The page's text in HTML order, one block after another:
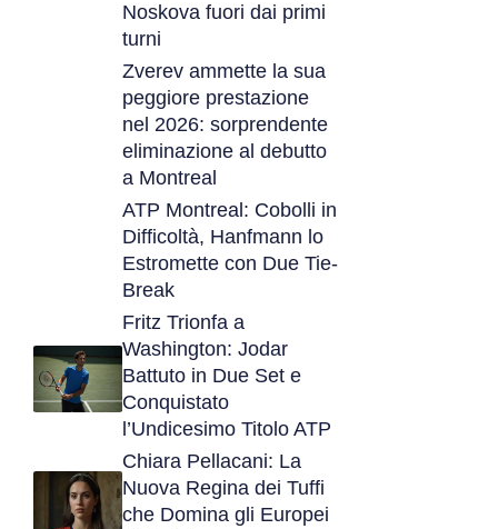
Noskova fuori dai primi
turni
Zverev ammette la sua
peggiore prestazione
nel 2026: sorprendente
eliminazione al debutto
a Montreal
ATP Montreal: Cobolli in
Difficoltà, Hanfmann lo
Estromette con Due Tie-
Break
Fritz Trionfa a
Washington: Jodar
Battuto in Due Set e
Conquistato
l’Undicesimo Titolo ATP
Chiara Pellacani: La
Nuova Regina dei Tuffi
che Domina gli Europei